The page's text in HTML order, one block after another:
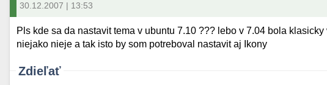
30.12.2007 | 13:53
Pls kde sa da nastavit tema v ubuntu 7.10 ??? lebo v 7.04 bola
niejako nieje a tak isto by som potreboval nastavit aj Ikony
Zdieľať